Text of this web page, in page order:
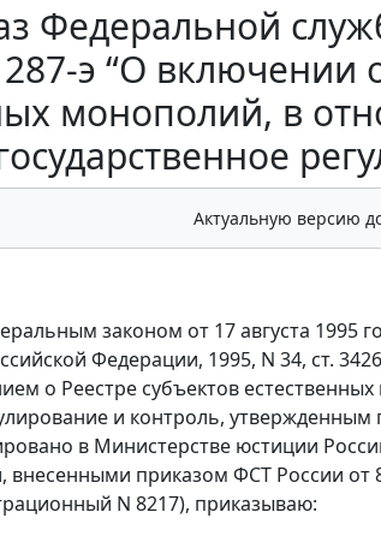
Федеральной
э “О включении
монополий, в
Актуальную версию
законом от 17 августа
Федерации, 1995, N 34, ст.
о Реестре субъектов
и контроль,
в Министерстве юстиции
внесенными приказом ФСТ России от
N 8217), приказываю: